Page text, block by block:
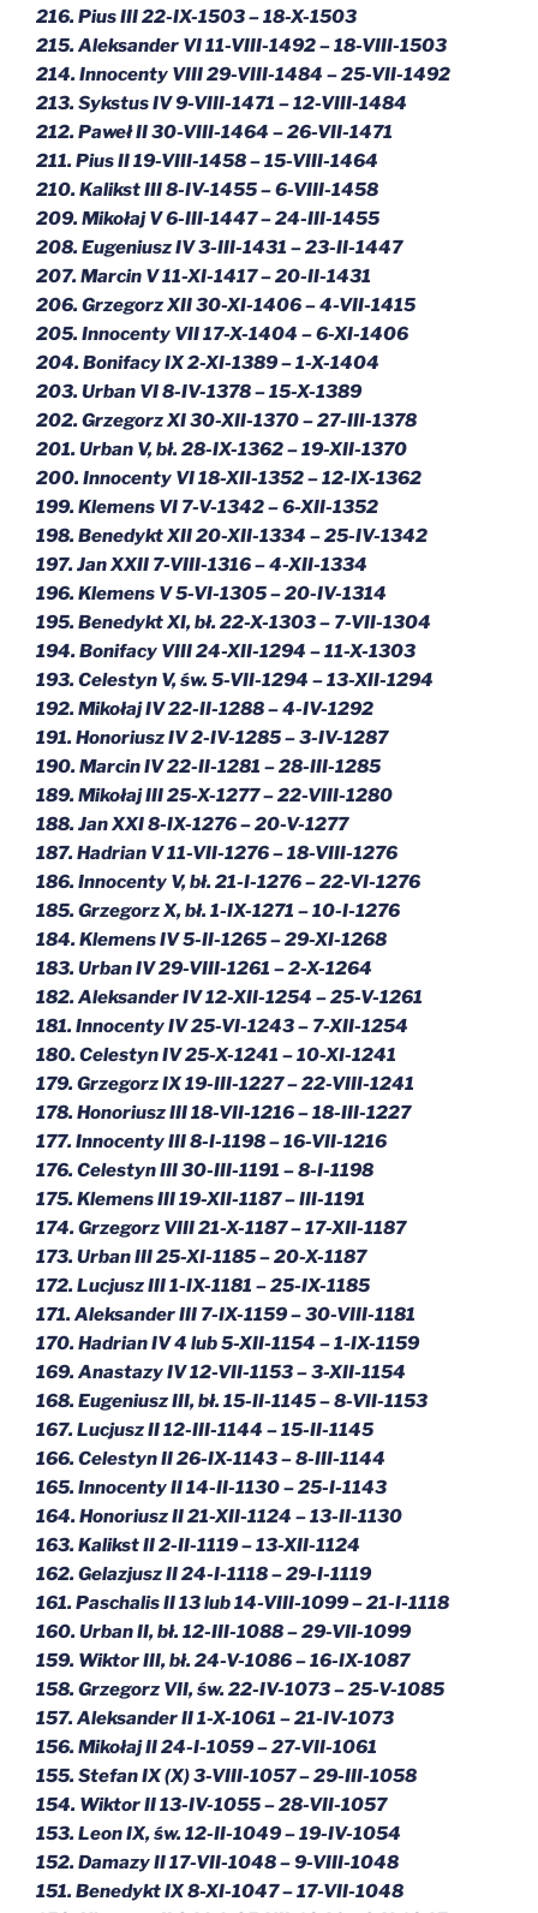
216. Pius III 22-IX-1503 – 18-X-1503
215. Aleksander VI 11-VIII-1492 – 18-VIII-1503
214. Innocenty VIII 29-VIII-1484 – 25-VII-1492
213. Sykstus IV 9-VIII-1471 – 12-VIII-1484
212. Paweł II 30-VIII-1464 – 26-VII-1471
211. Pius II 19-VIII-1458 – 15-VIII-1464
210. Kalikst III 8-IV-1455 – 6-VIII-1458
209. Mikołaj V 6-III-1447 – 24-III-1455
208. Eugeniusz IV 3-III-1431 – 23-II-1447
207. Marcin V 11-XI-1417 – 20-II-1431
206. Grzegorz XII 30-XI-1406 – 4-VII-1415
205. Innocenty VII 17-X-1404 – 6-XI-1406
204. Bonifacy IX 2-XI-1389 – 1-X-1404
203. Urban VI 8-IV-1378 – 15-X-1389
202. Grzegorz XI 30-XII-1370 – 27-III-1378
201. Urban V, bł. 28-IX-1362 – 19-XII-1370
200. Innocenty VI 18-XII-1352 – 12-IX-1362
199. Klemens VI 7-V-1342 – 6-XII-1352
198. Benedykt XII 20-XII-1334 – 25-IV-1342
197. Jan XXII 7-VIII-1316 – 4-XII-1334
196. Klemens V 5-VI-1305 – 20-IV-1314
195. Benedykt XI, bł. 22-X-1303 – 7-VII-1304
194. Bonifacy VIII 24-XII-1294 – 11-X-1303
193. Celestyn V, św. 5-VII-1294 – 13-XII-1294
192. Mikołaj IV 22-II-1288 – 4-IV-1292
191. Honoriusz IV 2-IV-1285 – 3-IV-1287
190. Marcin IV 22-II-1281 – 28-III-1285
189. Mikołaj III 25-X-1277 – 22-VIII-1280
188. Jan XXI 8-IX-1276 – 20-V-1277
187. Hadrian V 11-VII-1276 – 18-VIII-1276
186. Innocenty V, bł. 21-I-1276 – 22-VI-1276
185. Grzegorz X, bł. 1-IX-1271 – 10-I-1276
184. Klemens IV 5-II-1265 – 29-XI-1268
183. Urban IV 29-VIII-1261 – 2-X-1264
182. Aleksander IV 12-XII-1254 – 25-V-1261
181. Innocenty IV 25-VI-1243 – 7-XII-1254
180. Celestyn IV 25-X-1241 – 10-XI-1241
179. Grzegorz IX 19-III-1227 – 22-VIII-1241
178. Honoriusz III 18-VII-1216 – 18-III-1227
177. Innocenty III 8-I-1198 – 16-VII-1216
176. Celestyn III 30-III-1191 – 8-I-1198
175. Klemens III 19-XII-1187 – III-1191
174. Grzegorz VIII 21-X-1187 – 17-XII-1187
173. Urban III 25-XI-1185 – 20-X-1187
172. Lucjusz III 1-IX-1181 – 25-IX-1185
171. Aleksander III 7-IX-1159 – 30-VIII-1181
170. Hadrian IV 4 lub 5-XII-1154 – 1-IX-1159
169. Anastazy IV 12-VII-1153 – 3-XII-1154
168. Eugeniusz III, bł. 15-II-1145 – 8-VII-1153
167. Lucjusz II 12-III-1144 – 15-II-1145
166. Celestyn II 26-IX-1143 – 8-III-1144
165. Innocenty II 14-II-1130 – 25-I-1143
164. Honoriusz II 21-XII-1124 – 13-II-1130
163. Kalikst II 2-II-1119 – 13-XII-1124
162. Gelazjusz II 24-I-1118 – 29-I-1119
161. Paschalis II 13 lub 14-VIII-1099 – 21-I-1118
160. Urban II, bł. 12-III-1088 – 29-VII-1099
159. Wiktor III, bł. 24-V-1086 – 16-IX-1087
158. Grzegorz VII, św. 22-IV-1073 – 25-V-1085
157. Aleksander II 1-X-1061 – 21-IV-1073
156. Mikołaj II 24-I-1059 – 27-VII-1061
155. Stefan IX (X) 3-VIII-1057 – 29-III-1058
154. Wiktor II 13-IV-1055 – 28-VII-1057
153. Leon IX, św. 12-II-1049 – 19-IV-1054
152. Damazy II 17-VII-1048 – 9-VIII-1048
151. Benedykt IX 8-XI-1047 – 17-VII-1048